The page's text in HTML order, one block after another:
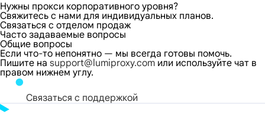
Нужны прокси корпоративного уровня?
Свяжитесь с нами для индивидуальных планов.
Связаться с отделом продаж
Часто задаваемые вопросы
Общие вопросы
Если что-то непонятно — мы всегда готовы помочь.
Пишите на support@lumiproxy.com или используйте чат в
правом нижнем углу.
Связаться с поддержкой